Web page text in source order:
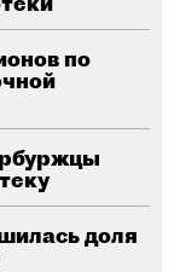
по
доля